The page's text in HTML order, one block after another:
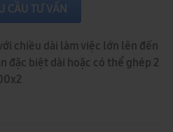
CẦU TƯ VẤN
chiều dài làm việc lớn lên đến
đặc biệt dài hoặc có thể ghép 2